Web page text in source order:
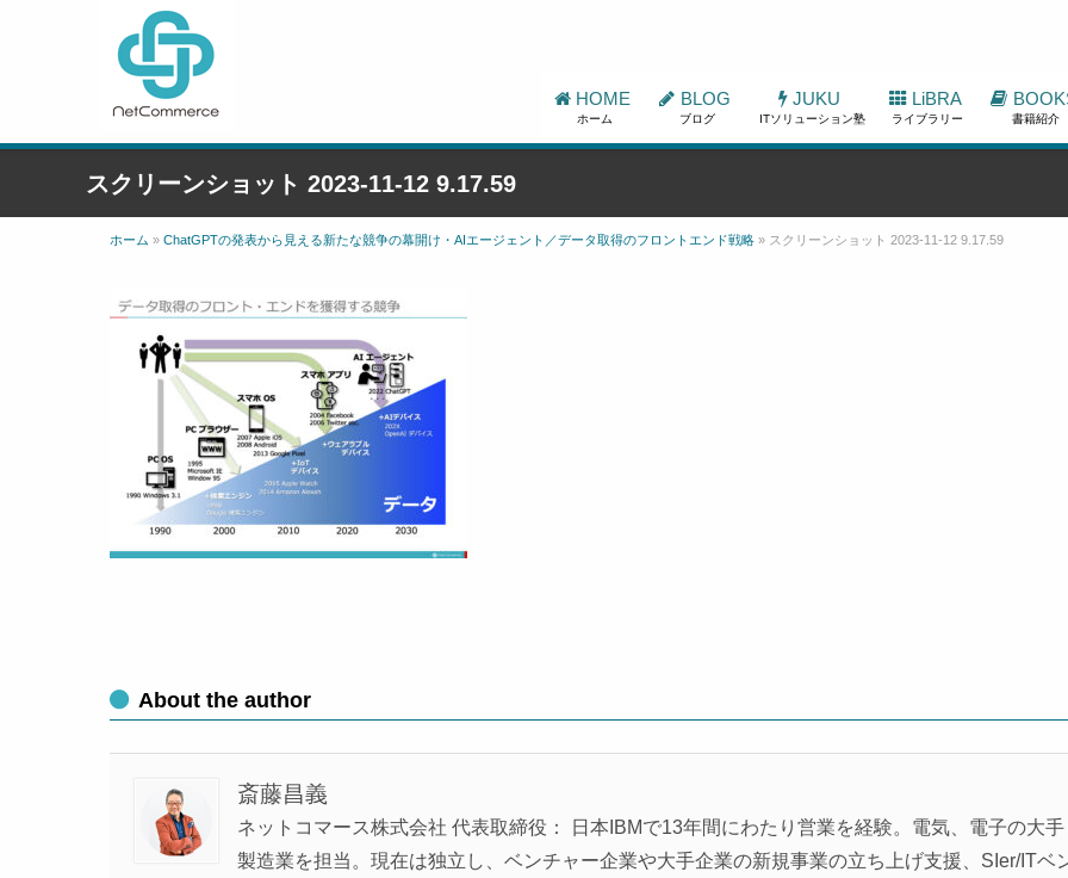
HOME
ホーム
BLOG
ブログ
JUKU
ITソリューション塾
LiBRA
ライブラリー 書籍紹介
スクリーンショット 2023-11-12 9.17.59
ホーム » ChatGPTの発表から見える新たな競争の幕開け・AIエージェント／データ取得のフロントエンド戦略 » スクリーンショット 2023-11-12 9.17.59
About the author
斎藤昌義
ネットコマース株式会社 代表取締役： 日本IBMで13年間にわたり営業を経験。電気、電子の大手
製造業を担当。現在は独立し、ベンチャー企業や大手企業の新規事業の立ち上げ支援、SIer/ITベ